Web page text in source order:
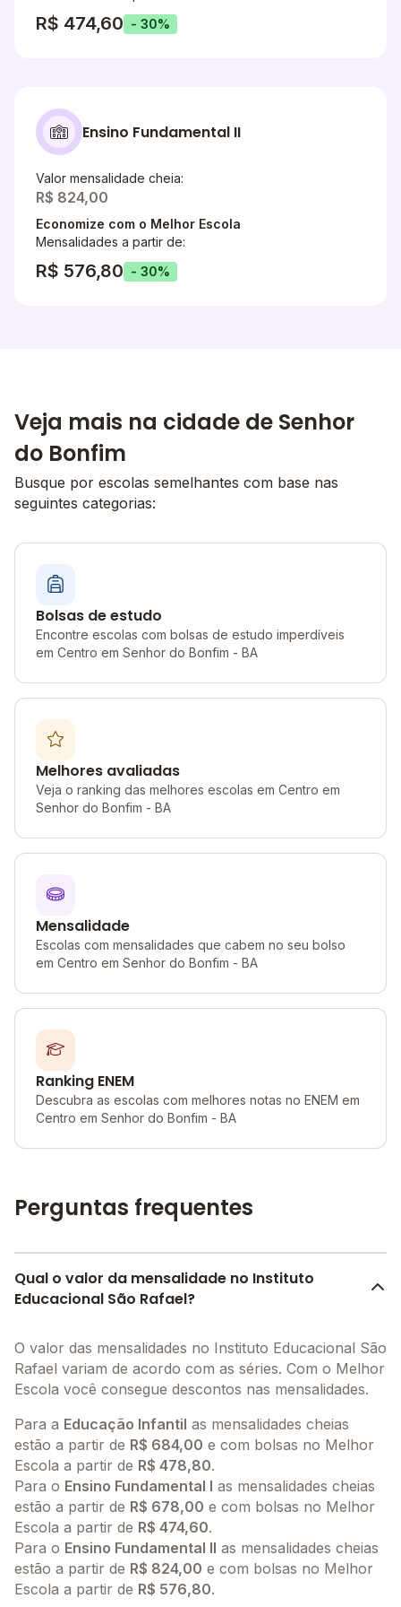
R$ 474,60 - 30%
Ensino Fundamental II
Valor mensalidade cheia:
R$ 824,00
Economize com o Melhor Escola
Mensalidades a partir de:
R$ 576,80 - 30%
Veja mais na cidade de Senhor
do Bonfim
Busque por escolas semelhantes com base nas
seguintes categorias:
Bolsas de estudo
Encontre escolas com bolsas de estudo imperdíveis
em Centro em Senhor do Bonfim - BA
Melhores avaliadas
Veja o ranking das melhores escolas em Centro em
Senhor do Bonfim - BA
Mensalidade
Escolas com mensalidades que cabem no seu bolso
em Centro em Senhor do Bonfim - BA
Ranking ENEM
Descubra as escolas com melhores notas no ENEM em
Centro em Senhor do Bonfim - BA
Perguntas frequentes
Qual o valor da mensalidade no Instituto
Educacional São Rafael?
O valor das mensalidades no Instituto Educacional São
Rafael variam de acordo com as séries. Com o Melhor
Escola você consegue descontos nas mensalidades.
Para a Educação Infantil as mensalidades cheias
estão a partir de R$ 684,00 e com bolsas no Melhor
Escola a partir de R$ 478,80.
Para o Ensino Fundamental I as mensalidades cheias
estão a partir de R$ 678,00 e com bolsas no Melhor
Escola a partir de R$ 474,60.
Para o Ensino Fundamental II as mensalidades cheias
estão a partir de R$ 824,00 e com bolsas no Melhor
Escola a partir de R$ 576,80.